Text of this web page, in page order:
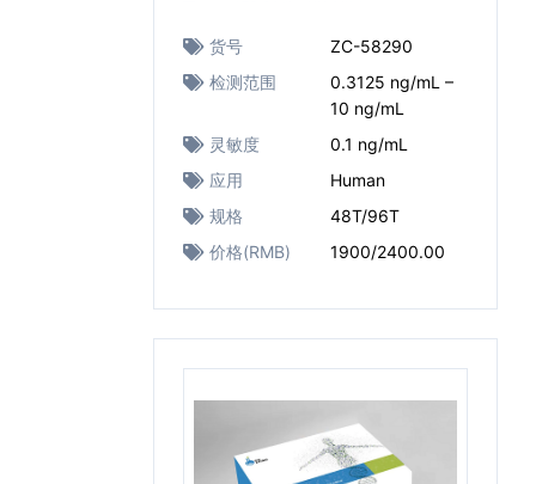
货号
ZC-58290
检测范围
0.3125 ng/mL –
10 ng/mL
灵敏度
0.1 ng/mL
应用
Human
规格
48T/96T
价格(RMB)
1900/2400.00